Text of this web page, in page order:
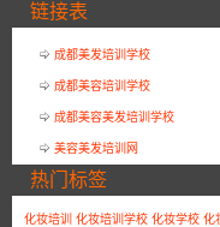
链接表
成都美发培训学校
成都美容培训学校
成都美容美发培训学校
美容美发培训网
热门标签
化妆培训 化妆培训学校 化妆学校 化